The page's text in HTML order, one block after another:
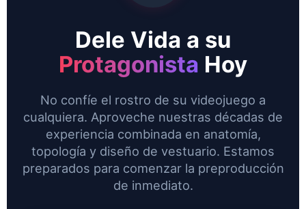
Dele Vida a su
Protagonista Hoy
No confíe el rostro de su videojuego a
cualquiera. Aproveche nuestras décadas de
experiencia combinada en anatomía,
topología y diseño de vestuario. Estamos
preparados para comenzar la preproducción
de inmediato.